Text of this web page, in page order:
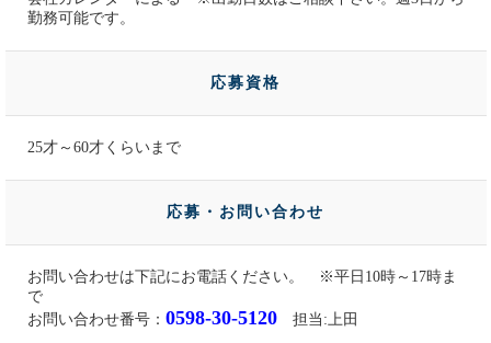
勤務可能です。
応募資格
25才～60才くらいまで
応募・お問い合わせ
お問い合わせは下記にお電話ください。 ※平日10時～17時ま
で
お問い合わせ番号： 0598-30-5120担当:上田